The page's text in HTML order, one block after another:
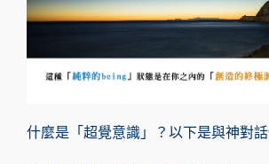
什麼是「超覺意識」？以下是與神對